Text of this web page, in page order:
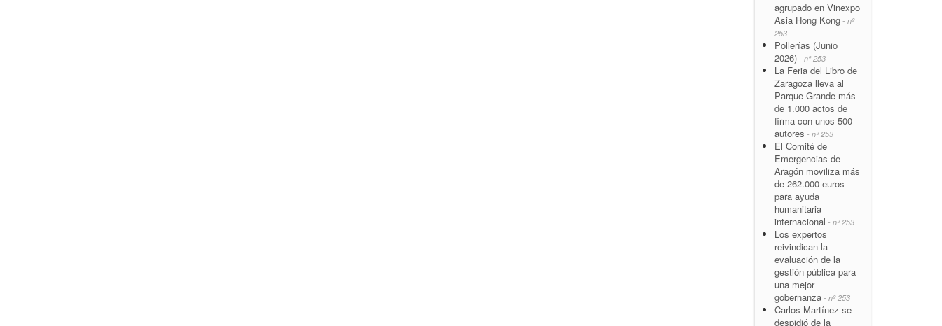
agrupado en Vinexpo
Asia Hong Kong - nº
253
Pollerías (Junio
2026) - nº 253
La Feria del Libro de
Zaragoza lleva al
Parque Grande más
de 1.000 actos de
firma con unos 500
autores - nº 253
El Comité de
Emergencias de
Aragón moviliza más
de 262.000 euros
para ayuda
humanitaria
internacional - nº 253
Los expertos
reivindican la
evaluación de la
gestión pública para
una mejor
gobernanza - nº 253
Carlos Martínez se
despidió de la